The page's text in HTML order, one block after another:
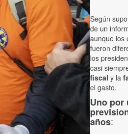
Según supo
de un
aunque los
fueron
los
casi
fiscal y la
el gasto.
Uno por
años: